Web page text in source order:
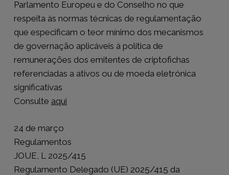
Parlamento Europeu e do Conselho no que
respeita às normas técnicas de regulamentação
que especificam o teor mínimo dos mecanismos
de governação aplicáveis à política de
remunerações dos emitentes de criptofichas
referenciadas a ativos ou de moeda eletrónica
significativas
Consulte aqui
24 de março
Regulamentos
JOUE, L 2025/415
Regulamento Delegado (UE) 2025/415 da